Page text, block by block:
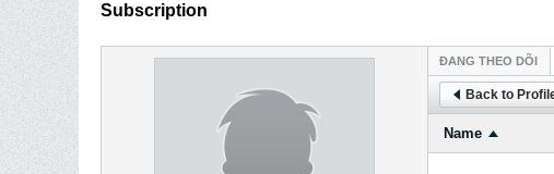
Subscription
ÐANG THEO DÕI
Back to
Name